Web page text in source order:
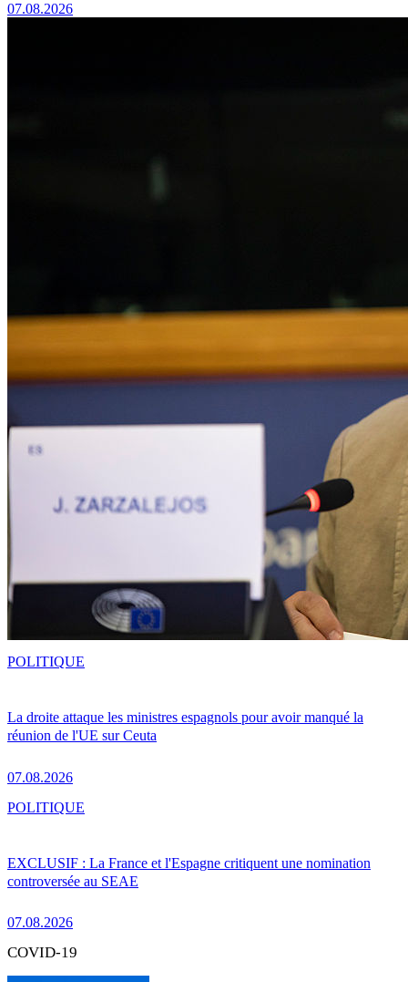
07.08.2026
La droite attaque les ministres espagnols pour avoir manqué la
réunion de l'UE sur Ceuta
07.08.2026
POLITIQUE
EXCLUSIF : La France et l'Espagne critiquent une nomination
controversée au SEAE
07.08.2026
POLITIQUE
COVID-19